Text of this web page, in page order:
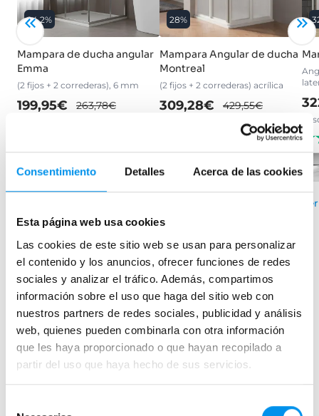
Consentimiento Detalles Acerca de las cookies
Esta página web usa cookies
Las cookies de este sitio web se usan para personalizar
el contenido y los anuncios, ofrecer funciones de redes
sociales y analizar el tráfico. Además, compartimos
información sobre el uso que haga del sitio web con
nuestros partners de redes sociales, publicidad y análisis
web, quienes pueden combinarla con otra información
que les haya proporcionado o que hayan recopilado a
partir del uso que haya hecho de sus servicios.
24.2%
Mampara de ducha angular
Emma
(2 fijos + 2 correderas), 6 mm
199,95€ 263,78€
28%
Mampara Angular de ducha
Montreal
(2 fijos + 2 correderas) acrílica
309,28€ 429,55€
medidas
Ver opciones›
Mamparas de bañera
Frontales
Bañeras en esquina